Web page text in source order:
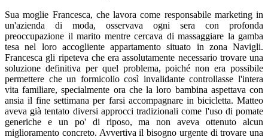
Sua moglie Francesca, che lavora come responsabile marketing in
un'azienda di moda, osservava ogni sera con profonda
preoccupazione il marito mentre cercava di massaggiare la gamba
tesa nel loro accogliente appartamento situato in zona Navigli.
Francesca gli ripeteva che era assolutamente necessario trovare una
soluzione definitiva per quel problema, poiché non era possibile
permettere che un formicolio così invalidante controllasse l'intera
vita familiare, specialmente ora che la loro bambina aspettava con
ansia il fine settimana per farsi accompagnare in bicicletta. Matteo
aveva già tentato diversi approcci tradizionali come l'uso di pomate
generiche e un po' di riposo, ma non aveva ottenuto alcun
miglioramento concreto. Avvertiva il bisogno urgente di trovare una